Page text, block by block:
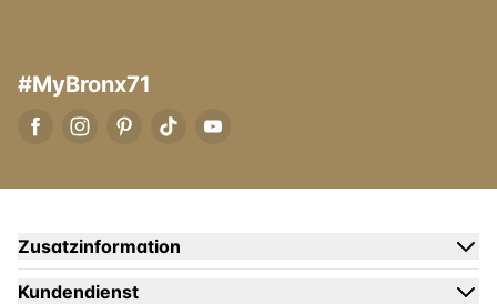
#MyBronx71
Zusatzinformation
Kundendienst